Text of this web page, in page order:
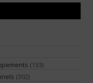
(133)
(302)